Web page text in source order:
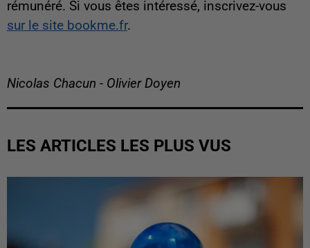
rémunéré. Si vous êtes intéressé, inscrivez-vous
sur le site bookme.fr.
Nicolas Chacun - Olivier Doyen
LES ARTICLES LES PLUS VUS